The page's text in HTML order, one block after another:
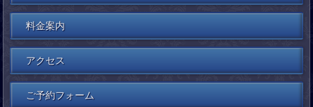
料金案内
アクセス
ご予約フォーム